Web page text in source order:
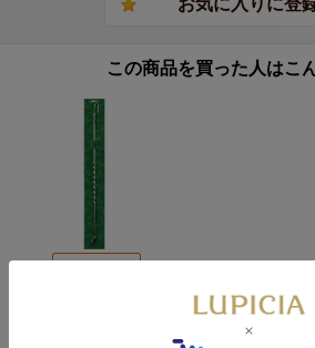
この商品を買った人はこ